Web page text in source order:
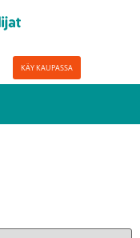
KÄY KAUPASSA